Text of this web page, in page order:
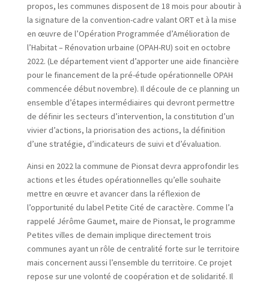
propos, les communes disposent de 18 mois pour aboutir à
la signature de la convention-cadre valant ORT et à la mise
en œuvre de l’Opération Programmée d’Amélioration de
l’Habitat – Rénovation urbaine (OPAH-RU) soit en octobre
2022. (Le département vient d’apporter une aide financière
pour le financement de la pré-étude opérationnelle OPAH
commencée début novembre). Il découle de ce planning un
ensemble d’étapes intermédiaires qui devront permettre
de définir les secteurs d’intervention, la constitution d’un
vivier d’actions, la priorisation des actions, la définition
d’une stratégie, d’indicateurs de suivi et d’évaluation.
Ainsi en 2022 la commune de Pionsat devra approfondir les
actions et les études opérationnelles qu’elle souhaite
mettre en œuvre et avancer dans la réflexion de
l’opportunité du label Petite Cité de caractère. Comme l’a
rappelé Jérôme Gaumet, maire de Pionsat, le programme
Petites villes de demain implique directement trois
communes ayant un rôle de centralité forte sur le territoire
mais concernent aussi l’ensemble du territoire. Ce projet
repose sur une volonté de coopération et de solidarité. Il